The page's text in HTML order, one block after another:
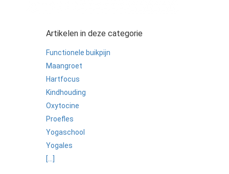
Artikelen in deze categorie
Functionele buikpijn
Maangroet
Hartfocus
Kindhouding
Oxytocine
Proefles
Yogaschool
Yogales
[...]